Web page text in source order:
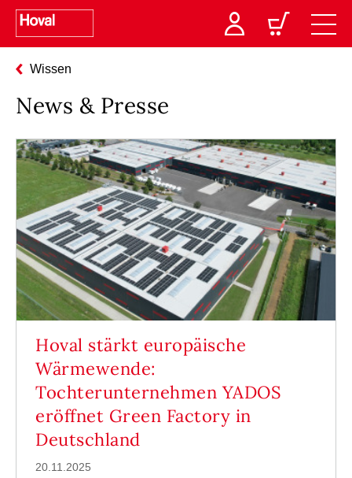
Wissen
News & Presse
Hoval stärkt europäische
Wärmewende:
Tochterunternehmen YADOS
eröffnet Green Factory in
Deutschland
20.11.2025